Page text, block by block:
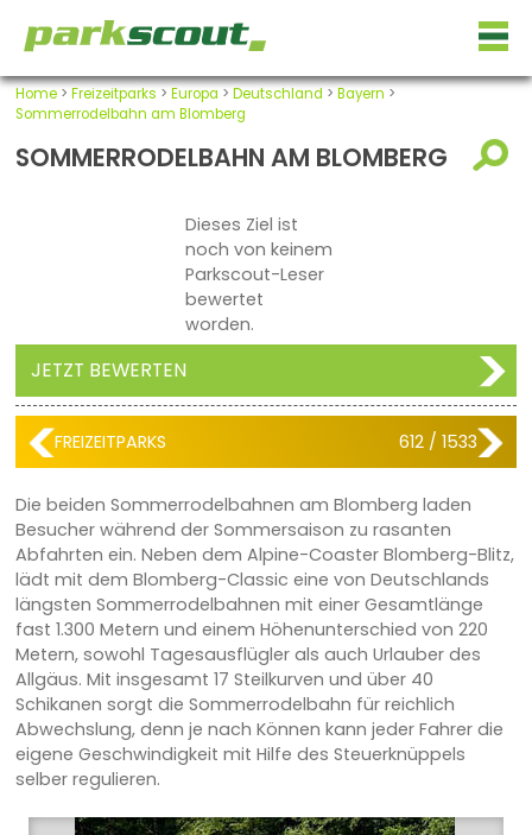
Home> Freizeitparks > Europa > Deutschland > Bayern >
Sommerrodelbahn am Blomberg
SOMMERRODELBAHN AM BLOMBERG
Dieses Ziel ist
noch von keinem
Parkscout-Leser
bewertet
worden.
JETZT BEWERTEN
FREIZEITPARKS 612 / 1533
Die beiden Sommerrodelbahnen am Blomberg laden
Besucher während der Sommersaison zu rasanten
Abfahrten ein. Neben dem Alpine-Coaster Blomberg-Blitz,
lädt mit dem Blomberg-Classic eine von Deutschlands
längsten Sommerrodelbahnen mit einer Gesamtlänge
fast 1.300 Metern und einem Höhenunterschied von 220
Metern, sowohl Tagesausflügler als auch Urlauber des
Allgäus. Mit insgesamt 17 Steilkurven und über 40
Schikanen sorgt die Sommerrodelbahn für reichlich
Abwechslung, denn je nach Können kann jeder Fahrer die
eigene Geschwindigkeit mit Hilfe des Steuerknüppels
selber regulieren.